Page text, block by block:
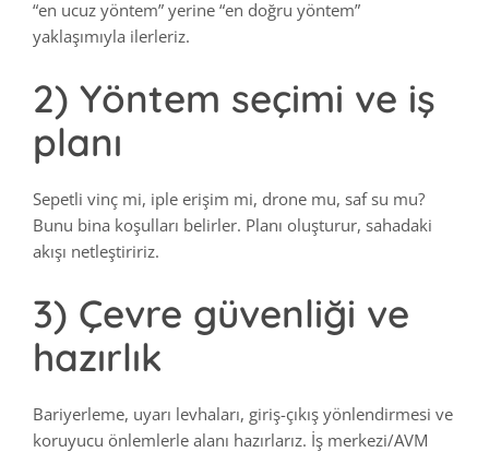
“en ucuz yöntem” yerine “en doğru yöntem”
yaklaşımıyla ilerleriz.
2) Yöntem seçimi ve iş
planı
Sepetli vinç mi, iple erişim mi, drone mu, saf su mu?
Bunu bina koşulları belirler. Planı oluşturur, sahadaki
akışı netleştiririz.
3) Çevre güvenliği ve
hazırlık
Bariyerleme, uyarı levhaları, giriş-çıkış yönlendirmesi ve
koruyucu önlemlerle alanı hazırlarız. İş merkezi/AVM